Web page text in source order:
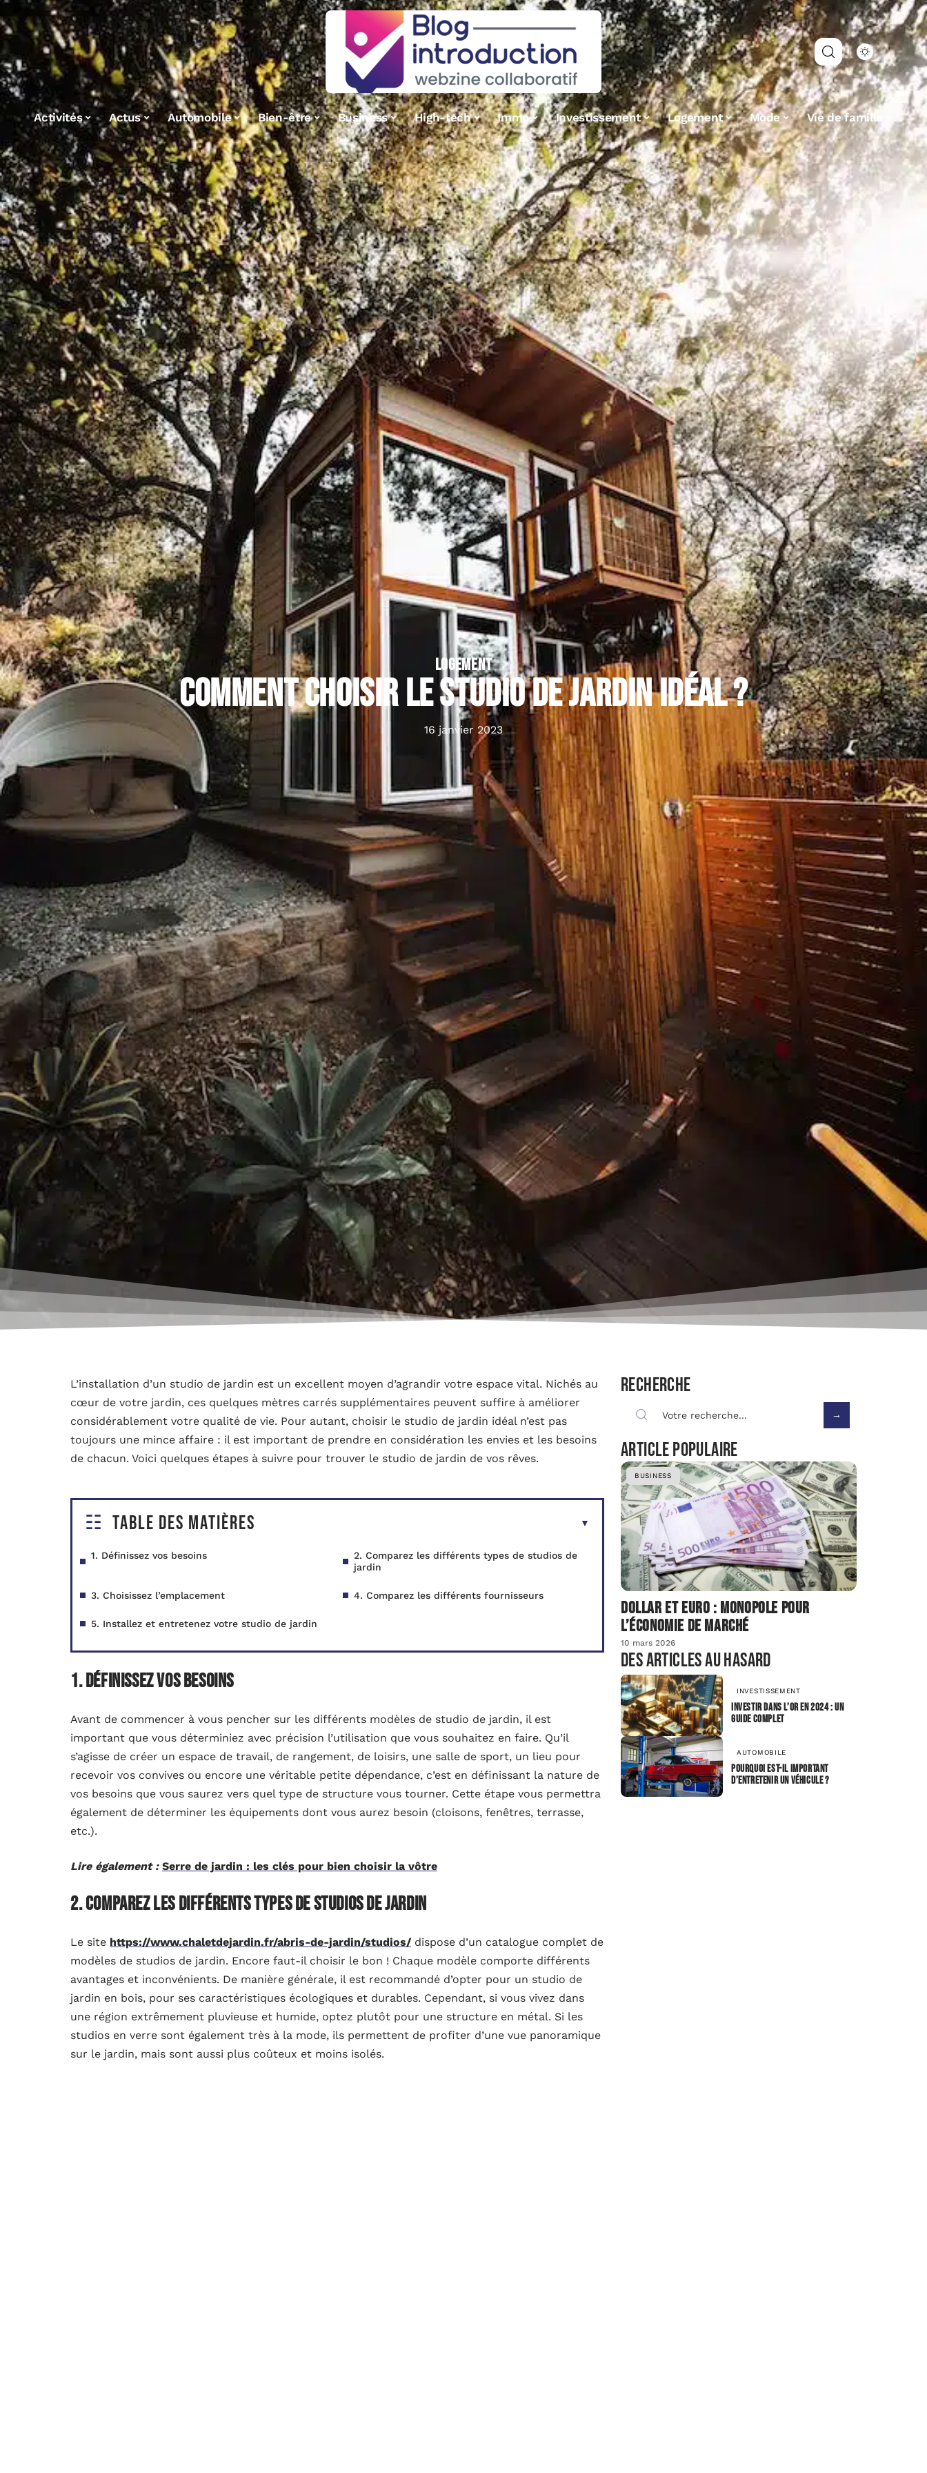
Activités Actus Automobile Bien-être Business High-tech Immo Investissement Logement Mode Vie de famille
LOGEMENT
Comment choisir le studio de jardin idéal ?
16 janvier 2023
L’installation d’un studio de jardin est un excellent moyen d’agrandir votre espace vital. Nichés au
cœur de votre jardin, ces quelques mètres carrés supplémentaires peuvent suffire à améliorer
considérablement votre qualité de vie. Pour autant, choisir le studio de jardin idéal n’est pas
toujours une mince affaire : il est important de prendre en considération les envies et les besoins
de chacun. Voici quelques étapes à suivre pour trouver le studio de jardin de vos rêves.
Table des matières
1. Définissez vos besoins
2. Comparez les différents types de studios de
jardin
3. Choisissez l’emplacement 4. Comparez les différents fournisseurs
5. Installez et entretenez votre studio de jardin
1. Définissez vos besoins
Avant de commencer à vous pencher sur les différents modèles de studio de jardin, il est
important que vous déterminiez avec précision l’utilisation que vous souhaitez en faire. Qu’il
s’agisse de créer un espace de travail, de rangement, de loisirs, une salle de sport, un lieu pour
recevoir vos convives ou encore une véritable petite dépendance, c’est en définissant la nature de
vos besoins que vous saurez vers quel type de structure vous tourner. Cette étape vous permettra
également de déterminer les équipements dont vous aurez besoin (cloisons, fenêtres, terrasse,
etc.).
Lire également : Serre de jardin : les clés pour bien choisir la vôtre
2. Comparez les différents types de studios de jardin
Le site https://www.chaletdejardin.fr/abris-de-jardin/studios/ dispose d’un catalogue complet de
modèles de studios de jardin. Encore faut-il choisir le bon ! Chaque modèle comporte différents
avantages et inconvénients. De manière générale, il est recommandé d’opter pour un studio de
jardin en bois, pour ses caractéristiques écologiques et durables. Cependant, si vous vivez dans
une région extrêmement pluvieuse et humide, optez plutôt pour une structure en métal. Si les
studios en verre sont également très à la mode, ils permettent de profiter d’une vue panoramique
sur le jardin, mais sont aussi plus coûteux et moins isolés.
Recherche
Article populaire
BUSINESS
Dollar et euro : monopole pour
l’économie de marché
10 mars 2026
Des articles au hasard
INVESTISSEMENT
Investir dans l’or en 2024 : Un
guide complet
AUTOMOBILE
Pourquoi est-il important
d’entretenir un véhicule ?